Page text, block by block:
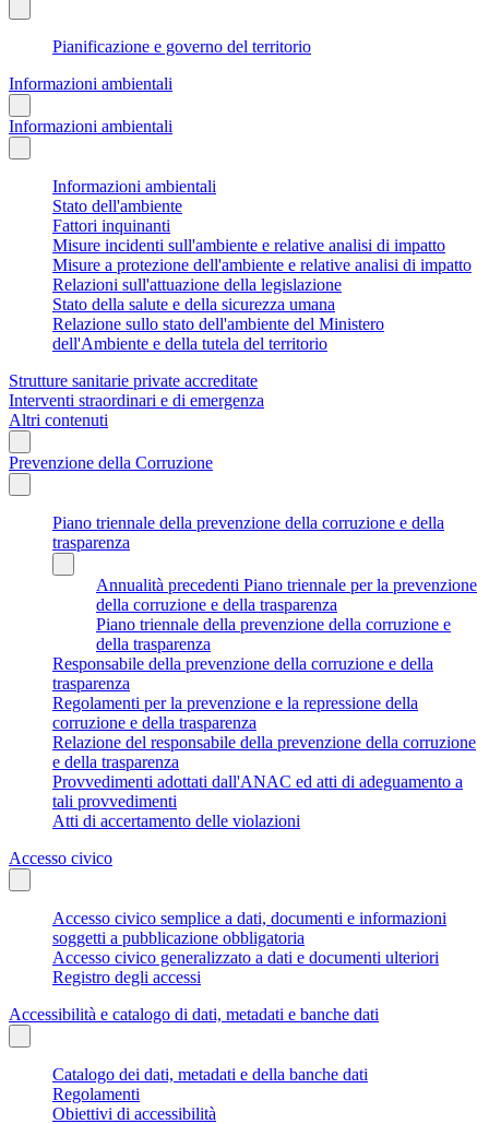
Pianificazione e governo del territorio
Informazioni ambientali
Informazioni ambientali
Informazioni ambientali
Stato dell'ambiente
Fattori inquinanti
Misure incidenti sull'ambiente e relative analisi di impatto
Misure a protezione dell'ambiente e relative analisi di impatto
Relazioni sull'attuazione della legislazione
Stato della salute e della sicurezza umana
Relazione sullo stato dell'ambiente del Ministero
dell'Ambiente e della tutela del territorio
Strutture sanitarie private accreditate
Interventi straordinari e di emergenza
Altri contenuti
Prevenzione della Corruzione
Piano triennale della prevenzione della corruzione e della
trasparenza
Annualità precedenti Piano triennale per la prevenzione
della corruzione e della trasparenza
Piano triennale della prevenzione della corruzione e
della trasparenza
Responsabile della prevenzione della corruzione e della
trasparenza
Regolamenti per la prevenzione e la repressione della
corruzione e della trasparenza
Relazione del responsabile della prevenzione della corruzione
e della trasparenza
Provvedimenti adottati dall'ANAC ed atti di adeguamento a
tali provvedimenti
Atti di accertamento delle violazioni
Accesso civico
Accesso civico semplice a dati, documenti e informazioni
soggetti a pubblicazione obbligatoria
Accesso civico generalizzato a dati e documenti ulteriori
Registro degli accessi
Accessibilità e catalogo di dati, metadati e banche dati
Catalogo dei dati, metadati e della banche dati
Regolamenti
Obiettivi di accessibilità